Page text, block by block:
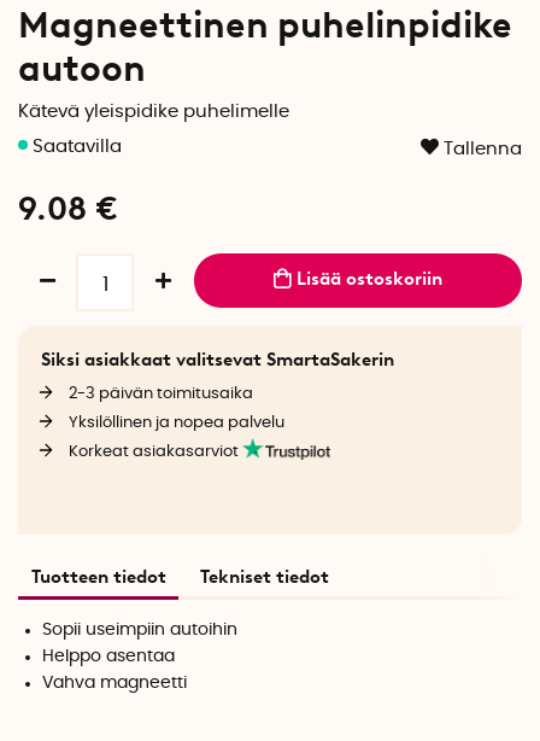
Magneettinen puhelinpidike
autoon
Kätevä yleispidike puhelimelle
Tallenna
9.08 €
Lisää ostoskoriin
Siksi asiakkaat valitsevat SmartaSakerin
2-3 päivän toimitusaika
Yksilöllinen ja nopea palvelu
Korkeat asiakasarviot
Tuotteen tiedot Tekniset tiedot
Sopii useimpiin autoihin
Helppo asentaa
Vahva magneetti